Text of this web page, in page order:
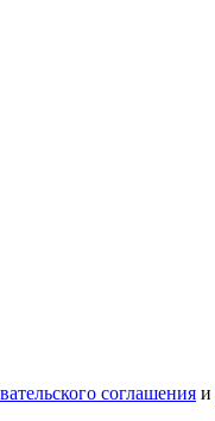
соглашения и